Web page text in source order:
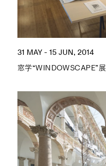
31 MAY - 15 JUN, 2014
窓学“WINDOWSCAPE”展